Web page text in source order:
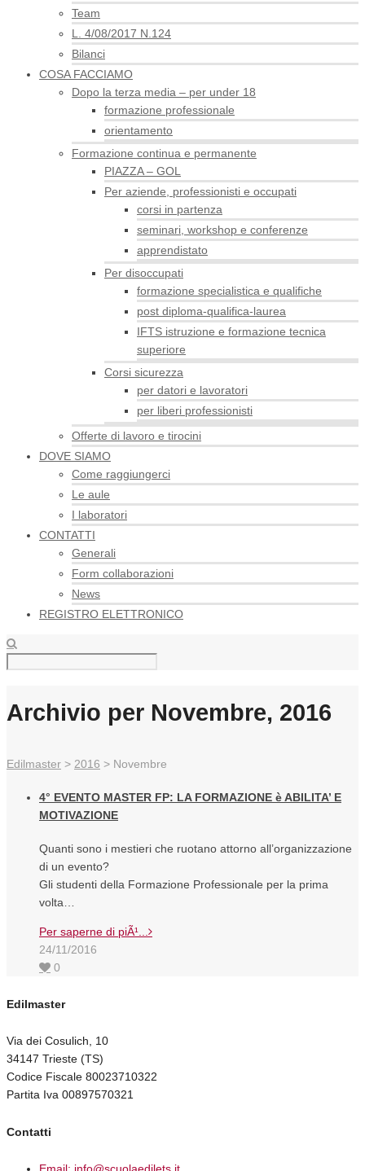
Team
L. 4/08/2017 N.124
Bilanci
COSA FACCIAMO
Dopo la terza media – per under 18
formazione professionale
orientamento
Formazione continua e permanente
PIAZZA – GOL
Per aziende, professionisti e occupati
corsi in partenza
seminari, workshop e conferenze
apprendistato
Per disoccupati
formazione specialistica e qualifiche
post diploma-qualifica-laurea
IFTS istruzione e formazione tecnica
superiore
Corsi sicurezza
per datori e lavoratori
per liberi professionisti
Offerte di lavoro e tirocini
DOVE SIAMO
Come raggiungerci
Le aule
I laboratori
CONTATTI
Generali
Form collaborazioni
News
REGISTRO ELETTRONICO
Archivio per Novembre, 2016
Edilmaster > 2016 > Novembre
4° EVENTO MASTER FP: LA FORMAZIONE è ABILITA’ E
MOTIVAZIONE
Quanti sono i mestieri che ruotano attorno all’organizzazione
di un evento?
Gli studenti della Formazione Professionale per la prima
volta…
Per saperne di piÃ¹...
24/11/2016
0
Edilmaster
Via dei Cosulich, 10
34147 Trieste (TS)
Codice Fiscale 80023710322
Partita Iva 00897570321
Contatti